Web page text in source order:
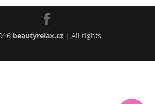
beautyrelax.cz| All rights